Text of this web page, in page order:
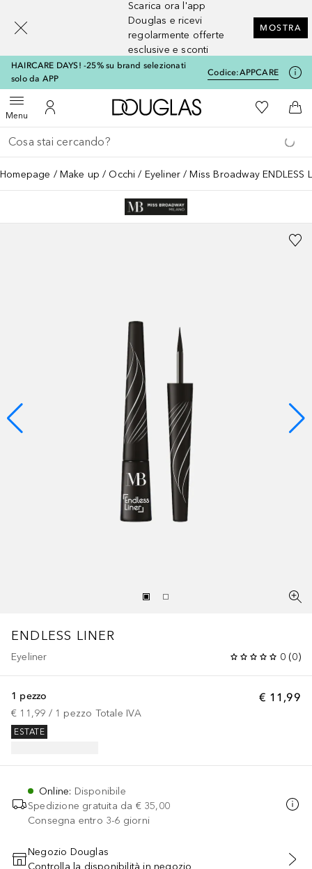
Scarica ora l'app
Douglas e ricevi
regolarmente offerte
esclusive e sconti
MOSTRA
HAIRCARE DAYS! -25% su brand selezionati
solo da APP
Codice:APPCARE
MenuApri menuAl Mio Account
A Douglas HomeAlla Mia
Al
Torna indietro
Esegui ricerca
Homepage Make up Occhi Eyeliner Miss Broadway ENDLESS
ENDLESS LINER
Eyeliner 0 (0)
€ 11,99
1 pezzo
€ 11,99 / 1 pezzo Totale IVA
ESTATE
Online: Disponibile
Spedizione gratuita da € 35,00
Consegna entro 3-6 giorni
AGGIUNGI AL CARRELLO
Negozio Douglas
Controlla la disponibilità in negozio
[navigation.slideout.screenreader]